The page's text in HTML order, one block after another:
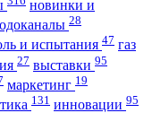
новинки и
28
и испытания 47 газ
27 выставки 95
маркетинг 19
131 инновации 95